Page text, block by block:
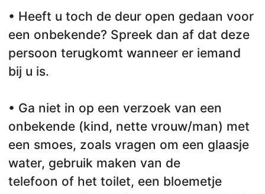
• Heeft u toch de deur open gedaan voor
een onbekende? Spreek dan af dat deze
persoon terugkomt wanneer er iemand
bij u is.
• Ga niet in op een verzoek van een
onbekende (kind, nette vrouw/man) met
een smoes, zoals vragen om een glaasje
water, gebruik maken van de
telefoon of het toilet, een bloemetje